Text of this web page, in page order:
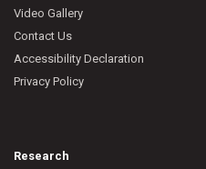
Video Gallery
Contact Us
Accessibility Declaration
Privacy Policy
Research